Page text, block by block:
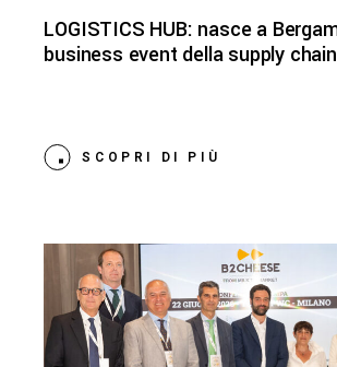
LOGISTICS HUB: nasce a
business event della supply
SCOPRI DI PIÙ